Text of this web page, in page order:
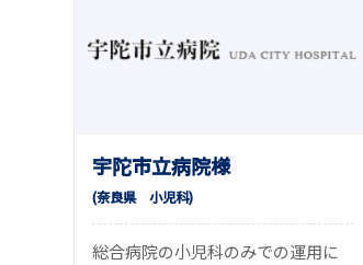
宇陀市立病院様
(奈良県小児科)
総合病院の小児科のみでの運用に